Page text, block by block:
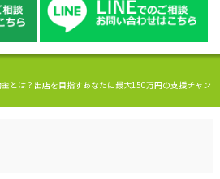
とは？出店を目指すあなたに最大150万円の支援チャン